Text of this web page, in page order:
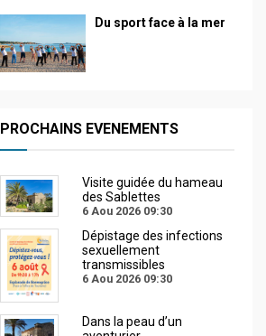
Du sport face à la mer
PROCHAINS EVENEMENTS
Visite guidée du hameau
des Sablettes
6 Aou 2026 09:30
Dépistage des infections
sexuellement
transmissibles
6 Aou 2026 09:30
Dans la peau d’un